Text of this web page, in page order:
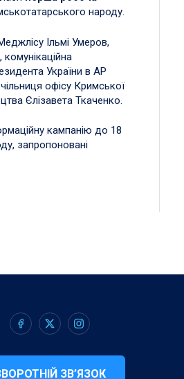
народу.
Ільмі Умеров,
України в АР
офісу Кримської
Єлізавета Ткаченко.
кампанію до 18
запропоновані
ЗВ’ЯЗОК